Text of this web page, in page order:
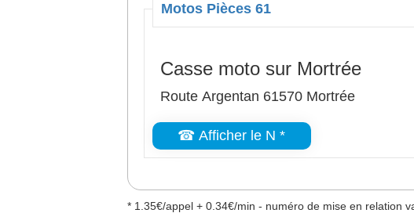
Motos Pièces 61
Casse moto sur Mortrée
Route Argentan 61570 Mortrée
☎ Afficher le N *
* 1.35€/appel + 0.34€/min - numéro de mise en relation